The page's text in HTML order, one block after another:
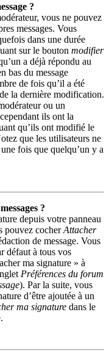
?
vous ne pouvez
messages. Vous
dans une durée
sur le bouton modifier
a déjà répondu au
bas du message
de fois qu’il a été
la dernière modification.
ou un
ils ont la
qu’ils ont modifié le
que les utilisateurs ne
fois que quelqu’un y a
?
depuis votre panneau
pouvez cocherAttacher
de message. Vous
défaut à tous vos
ma signature » à
Préférences du forum
). Par la suite, vous
d’être ajoutée à un
ma signature dans le